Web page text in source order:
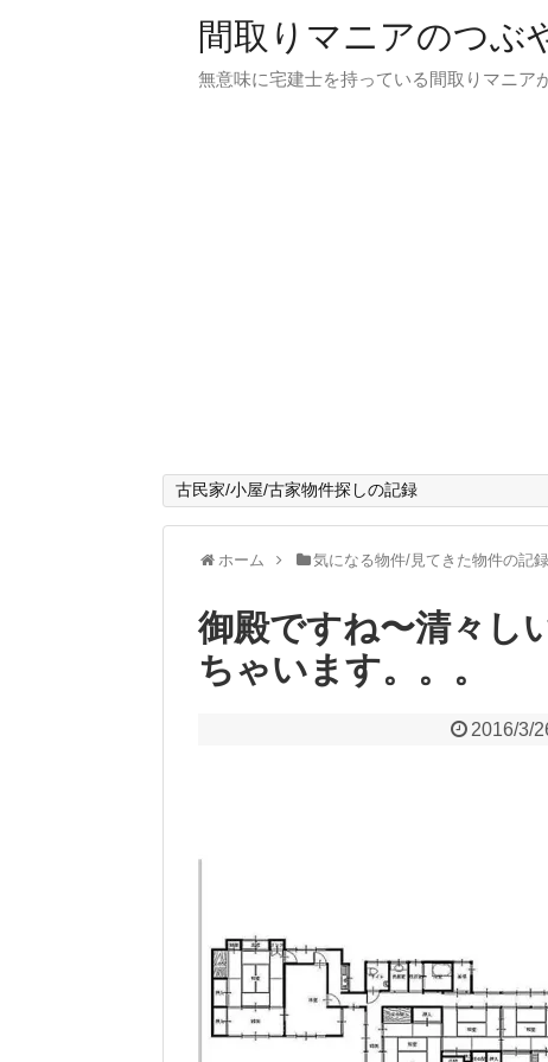
間取りマニアのつぶ
無意味に宅建士を持っている間取りマニア
古民家/小屋/古家物件探しの記録
ホーム 気になる物件/見てきた物件の記録
御殿ですね〜清々し
ちゃいます。。。
2016/3/